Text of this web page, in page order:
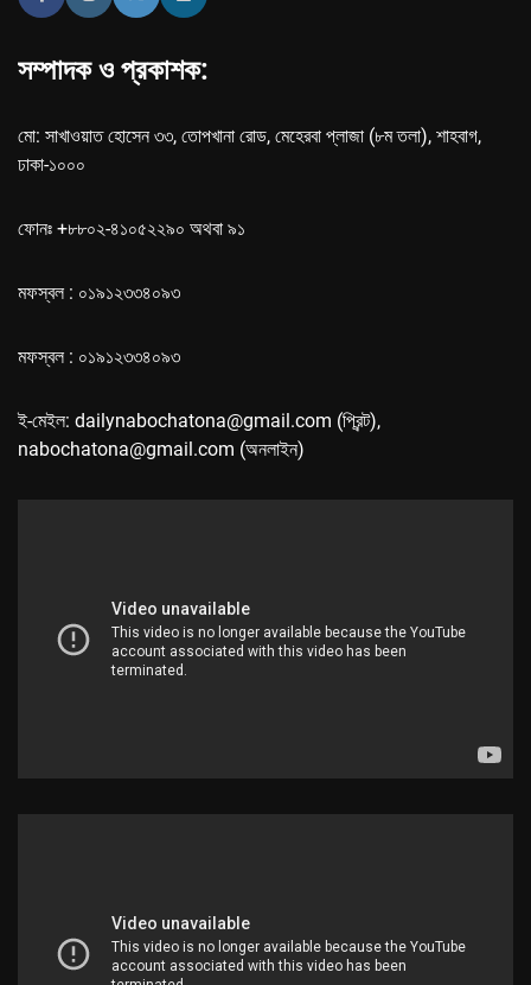
সম্পাদক ও প্রকাশক:
মো: সাখাওয়াত হোসেন ৩৩, তোপখানা রোড, মেহেরবা প্লাজা (৮ম তলা), শাহবাগ,
ঢাকা-১০০০
ফোনঃ +৮৮০২-৪১০৫২২৯০ অথবা ৯১
মফস্বল : ০১৯১২৩৩৪০৯৩
মফস্বল : ০১৯১২৩৩৪০৯৩
ই-মেইল: dailynabochatona@gmail.com (প্রিন্ট),
nabochatona@gmail.com (অনলাইন)